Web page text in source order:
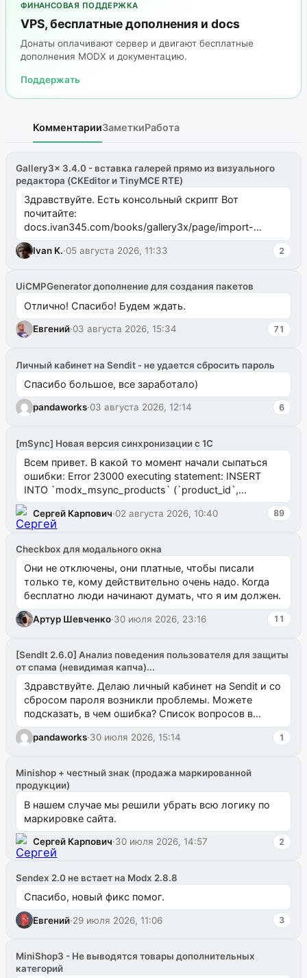
ФИНАНСОВАЯ ПОДДЕРЖКА
VPS, бесплатные дополнения и docs
Донаты оплачивают сервер и двигают бесплатные
дополнения MODX и документацию.
Поддержать
КомментарииЗаметкиРабота
Gallery3x 3.4.0 - вставка галерей прямо из визуального
редактора (CKEditor и TinyMCE RTE)
Здравствуйте. Есть консольный скрипт Вот
почитайте:
docs.ivan345.com/books/gallery3x/page/import-
ms2galleryphp
Ivan K.·05 августа 2026, 11:33 2
UiCMPGenerator дополнение для создания пакетов
Отлично! Спасибо! Будем ждать.
Евгений·03 августа 2026, 15:34 71
Личный кабинет на Sendit - не удается сбросить пароль
Спасибо большое, все заработало)
pandaworks·03 августа 2026, 12:14 6
[mSync] Новая версия синхронизации с 1С
Всем привет. В какой то момент начали сыпаться
ошибки: Error 23000 executing statement: INSERT
INTO `modx_msync_products` (`product_id`,
`uuid_1c`) VALUES ...
Сергей Карпович·02 августа 2026, 10:40 89
Checkbox для модального окна
Они не отключены, они платные, чтобы писали
только те, кому действительно очень надо. Когда
бесплатно люди начинают думать, что я им должен.
Артур Шевченко·30 июля 2026, 23:16 11
[SendIt 2.6.0] Анализ поведения пользователя для защиты
от спама (невидимая капча)...
Здравствуйте. Делаю личный кабинет на Sendit и со
сбросом пароля возникли проблемы. Можете
подсказать, в чем ошибка? Список вопросов в
одноименном разделе на modx.pro пока пуст, и,...
pandaworks·30 июля 2026, 15:14 1
Minishop + честный знак (продажа маркированной
продукции)
В нашем случае мы решили убрать всю логику по
маркировке сайта.
Сергей Карпович·30 июля 2026, 14:57 2
Sendex 2.0 не встает на Modx 2.8.8
Спасибо, новый фикс помог.
Евгений·29 июля 2026, 11:06 3
MiniShop3 - Не выводятся товары дополнительных
категорий